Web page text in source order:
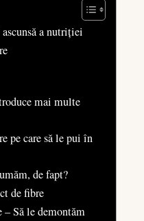
a nutriției
mai multe
pe care să le pui în
de fapt?
de fibre
Să le demontăm